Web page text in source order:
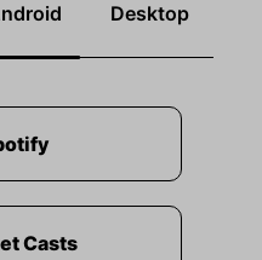
Desktop
Casts